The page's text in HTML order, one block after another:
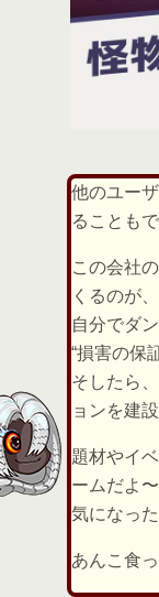
他のユー
ることも
この会社
くるのが
自分でダ
“損害の保
そしたら
ョンを建
題材やイ
ームだよ〜
気になっ
あんこ食